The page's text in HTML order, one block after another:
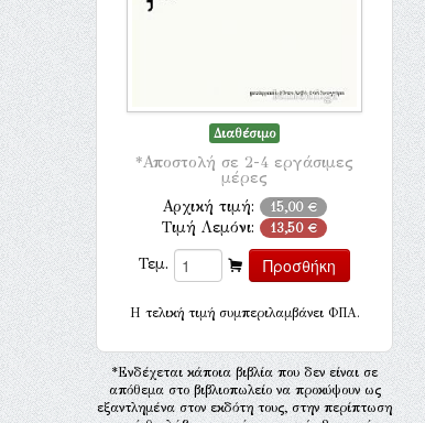
Διαθέσιμο
*Αποστολή σε 2-4 εργάσιμες
μέρες
Αρχική τιμή: 15,00 €
Τιμή Λεμόνι: 13,50 €
Τεμ.
H τελική τιμή συμπεριλαμβάνει ΦΠΑ.
*Ενδέχεται κάποια βιβλία που δεν είναι σε
απόθεμα στο βιβλιοπωλείο να προκύψουν ως
εξαντλημένα στον εκδότη τους, στην περίπτωση